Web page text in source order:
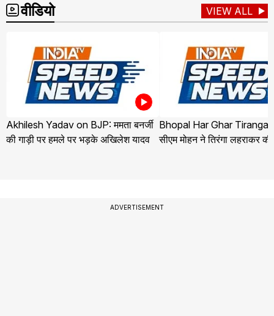
वीडियो VIEW ALL
Akhilesh Yadav on BJP: ममता बनर्जी
की गाड़ी पर हमले पर भड़के अखिलेश यादव
Bhopal Har Ghar Tiranga
सीएम मोहन ने तिरंगा लहराकर
ADVERTISEMENT